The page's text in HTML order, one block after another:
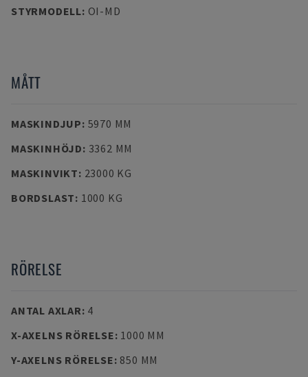
STYRMODELL: OI-MD
MÅTT
MASKINDJUP: 5970 MM
MASKINHÖJD: 3362 MM
MASKINVIKT: 23000 KG
BORDSLAST: 1000 KG
RÖRELSE
ANTAL AXLAR: 4
X-AXELNS RÖRELSE: 1000 MM
Y-AXELNS RÖRELSE: 850 MM